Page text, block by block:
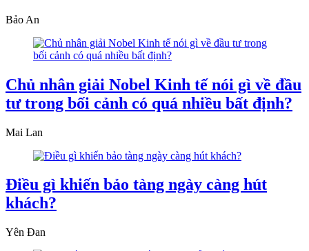
Bảo An
Chủ nhân giải Nobel Kinh tế nói gì về đầu
tư trong bối cảnh có quá nhiều bất định?
Mai Lan
Điều gì khiến bảo tàng ngày càng hút
khách?
Yên Đan